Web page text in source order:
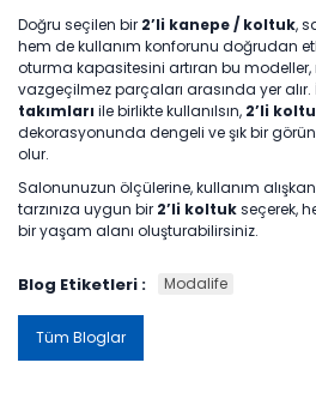
Doğru seçilen bir 2’li kanepe / koltuk,
hem de kullanım konforunu doğrudan
oturma kapasitesini artıran bu
vazgeçilmez parçaları arasında yer alır.
takımları ile birlikte kullanılsın, 2’li
dekorasyonunda dengeli ve şık bir
olur.
Salonunuzun ölçülerine, kullanım
tarzınıza uygun bir 2’li koltukseçerek,
bir yaşam alanı oluşturabilirsiniz.
Blog Etiketleri : Modalife
Tüm Bloglar